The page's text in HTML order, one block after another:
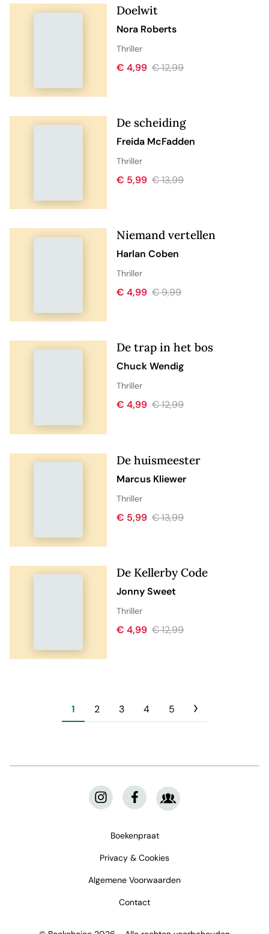
Doelwit
Nora Roberts
Thriller
€ 4,99 € 12,99
De scheiding
Freida McFadden
Thriller
€ 5,99 € 13,99
Niemand vertellen
Harlan Coben
Thriller
€ 4,99 € 9,99
De trap in het bos
Chuck Wendig
Thriller
€ 4,99 € 12,99
De huismeester
Marcus Kliewer
Thriller
€ 5,99 € 13,99
De Kellerby Code
Jonny Sweet
Thriller
€ 4,99 € 12,99
1 2 3 4 5
Boekenpraat
Privacy & Cookies
Algemene Voorwaarden
Contact